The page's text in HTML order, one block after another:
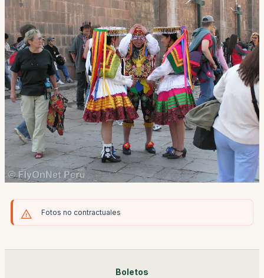
Fotos no contractuales
Boletos